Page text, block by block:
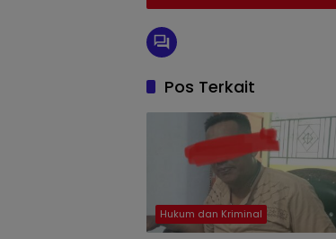
Pos Terkait
Hukum dan Kriminal